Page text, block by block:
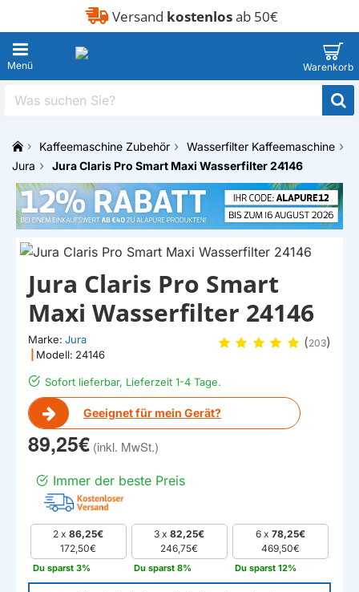
Versand kostenlosab 50€
Was
h
m
e
Kaffeemaschine Zubehör
Wasserfilter Kaffeemaschine
Jura
Jura Claris Pro Smart Maxi Wasserfilter 24146
Sofort lieferbar, Lieferzeit 1-4 Tage.
Geeignet für mein Gerät?
Jura Claris Pro Smart
Maxi Wasserfilter 24146
Marke: Jura
Modell: 24146
(203)
89,25€
Immer der beste Preis
2 x86,25€
172,50€
Du sparst 3%
3 x82,25€
246,75€
Du sparst 8%
6 x 78,25€
469,50€
Du sparst 12%